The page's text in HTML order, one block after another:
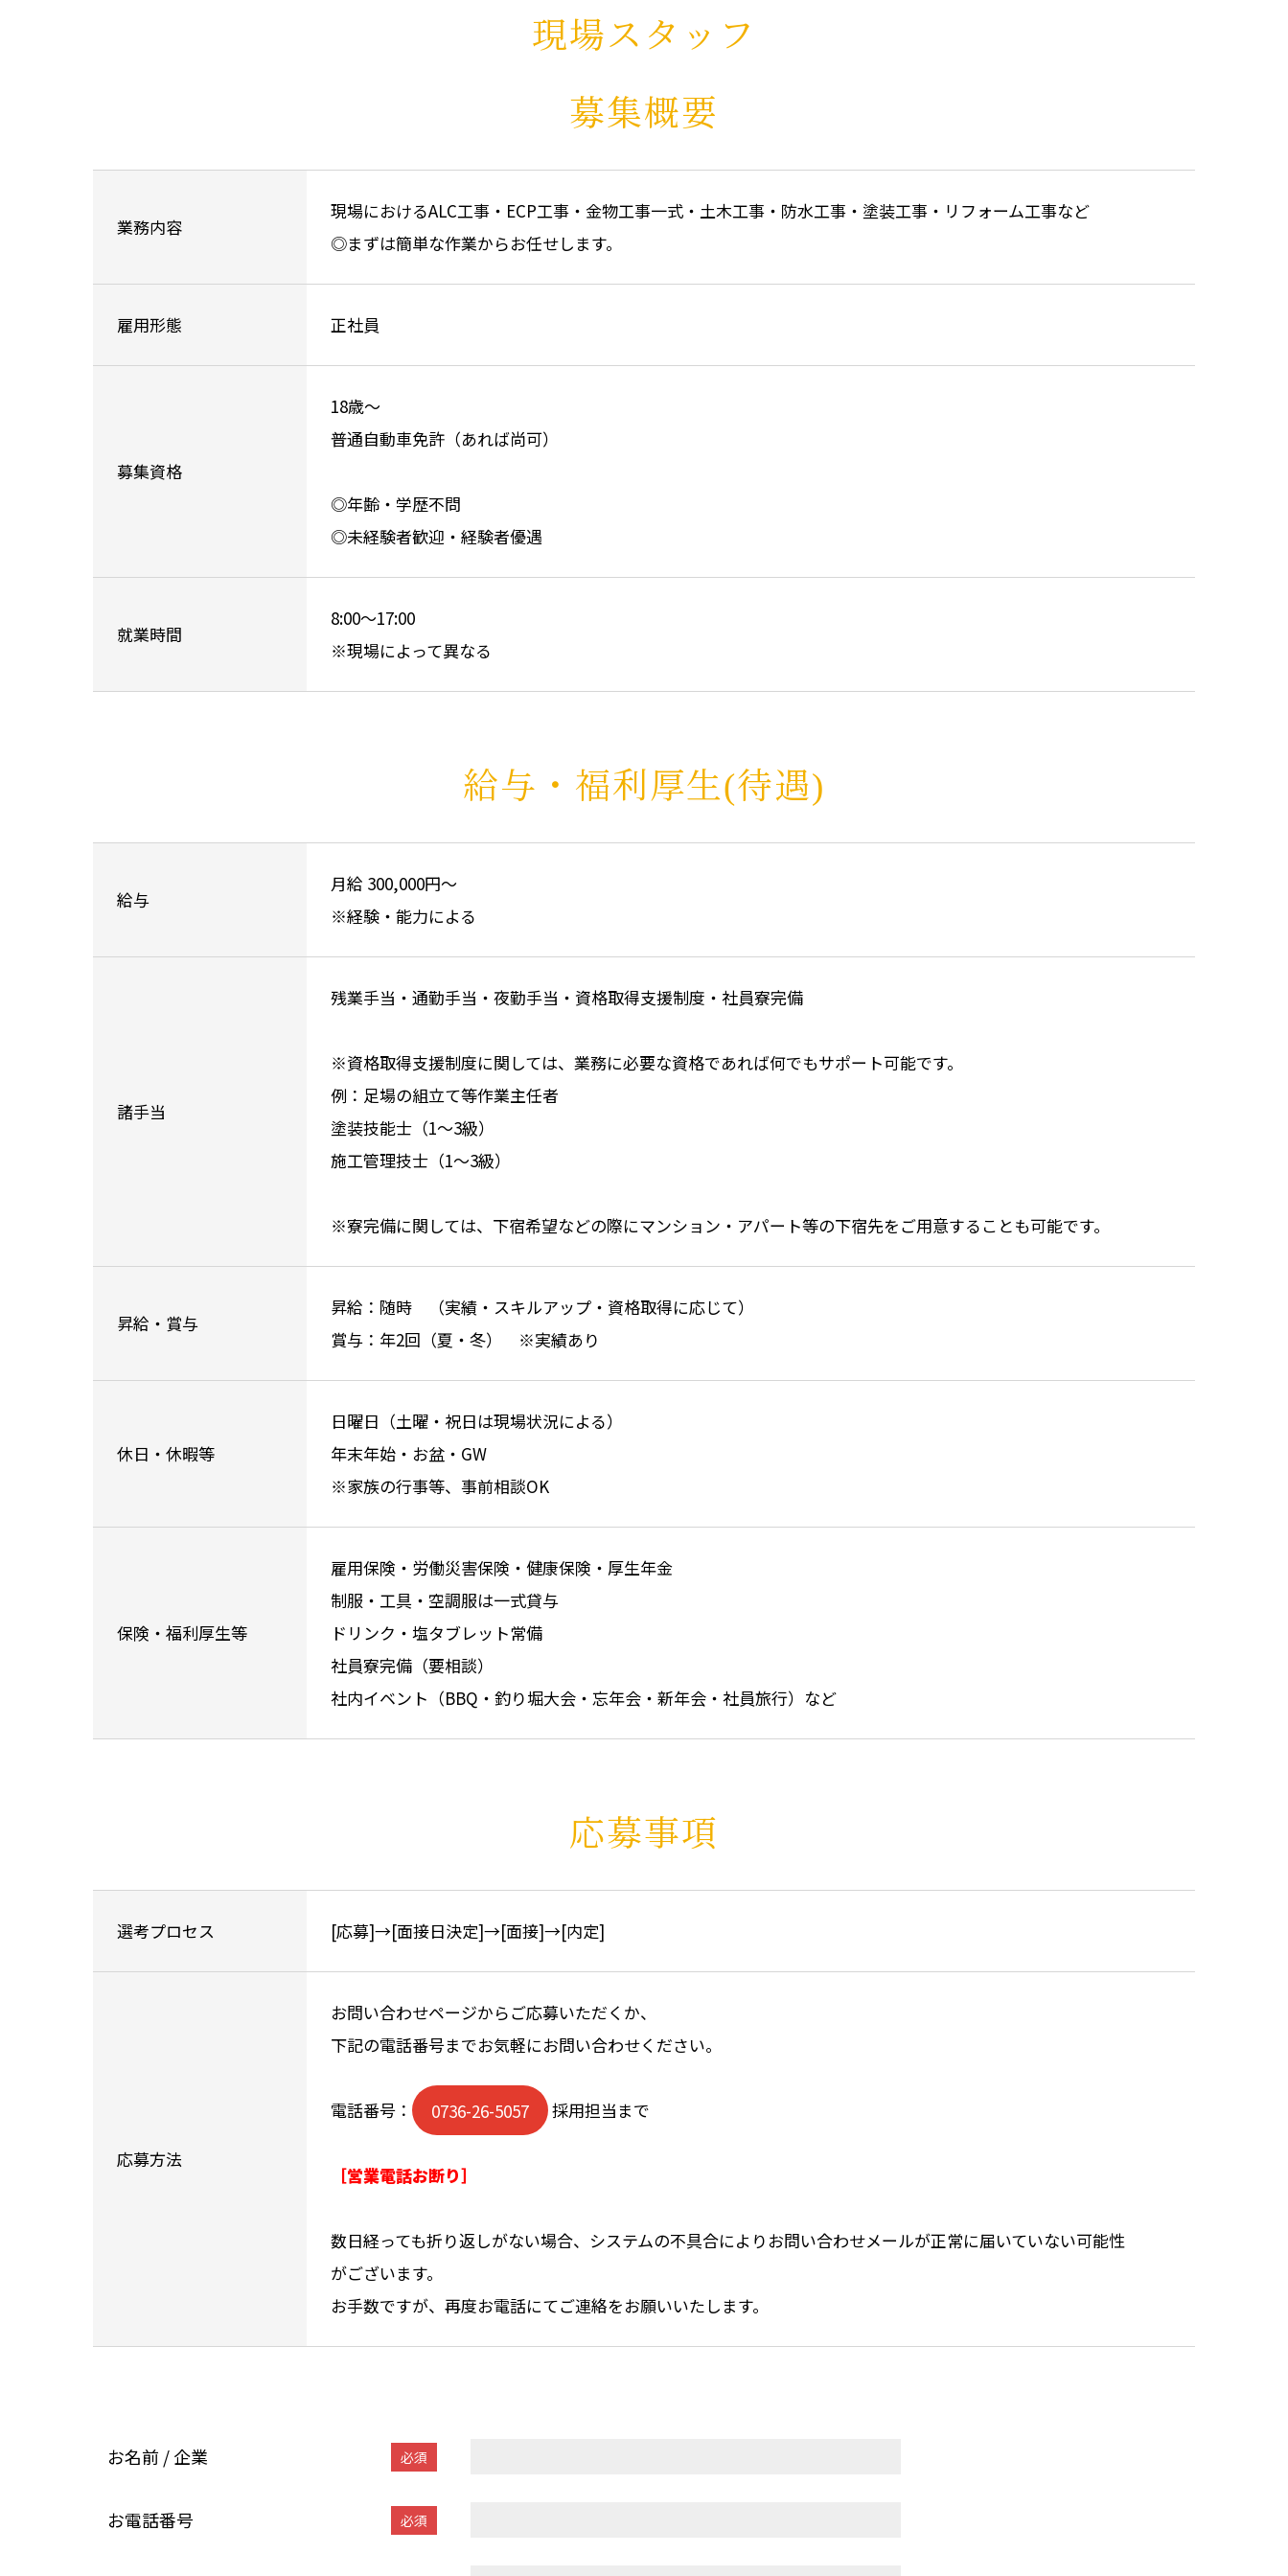
現場スタッフ
募集概要
業務内容
現場におけるALC工事・ECP工事・金物工事一式・土木工事・防水工事・塗装工事・リフォーム工事など
◎まずは簡単な作業からお任せします。
雇用形態 正社員
募集資格
18歳～
普通自動車免許（あれば尚可）
◎年齢・学歴不問
◎未経験者歓迎・経験者優遇
就業時間
8:00〜17:00
※現場によって異なる
給与・福利厚生(待遇)
給与
月給 300,000円〜
※経験・能力による
諸手当
残業手当・通勤手当・夜勤手当・資格取得支援制度・社員寮完備
※資格取得支援制度に関しては、業務に必要な資格であれば何でもサポート可能です。
例：足場の組立て等作業主任者
塗装技能士（1～3級）
施工管理技士（1～3級）
※寮完備に関しては、下宿希望などの際にマンション・アパート等の下宿先をご用意することも可能です。
昇給・賞与
昇給：随時 （実績・スキルアップ・資格取得に応じて）
賞与：年2回（夏・冬） ※実績あり
休日・休暇等
日曜日（土曜・祝日は現場状況による）
年末年始・お盆・GW
※家族の行事等、事前相談OK
保険・福利厚生等
雇用保険・労働災害保険・健康保険・厚生年金
制服・工具・空調服は一式貸与
ドリンク・塩タブレット常備
社員寮完備（要相談）
社内イベント（BBQ・釣り堀大会・忘年会・新年会・社員旅行）など
応募事項
選考プロセス [応募]→[面接日決定]→[面接]→[内定]
応募方法
お問い合わせページからご応募いただくか、
下記の電話番号までお気軽にお問い合わせください。
電話番号： 0736-26-5057 採用担当まで
［営業電話お断り］
数日経っても折り返しがない場合、システムの不具合によりお問い合わせメールが正常に届いていない可能性
がございます。
お手数ですが、再度お電話にてご連絡をお願いいたします。
お名前 / 企業 必須
お電話番号 必須